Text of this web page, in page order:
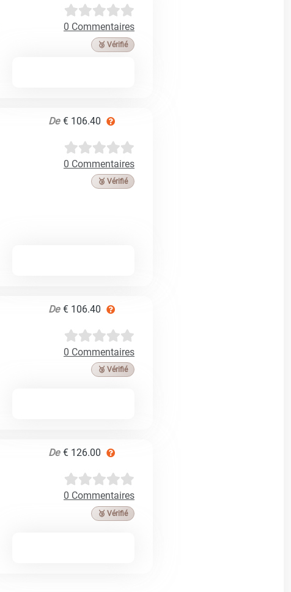
0 Commentaires
🥉 Vérifié
De € 106.40
0 Commentaires
🥉 Vérifié
De € 106.40
0 Commentaires
🥉 Vérifié
De € 126.00
0 Commentaires
🥉 Vérifié